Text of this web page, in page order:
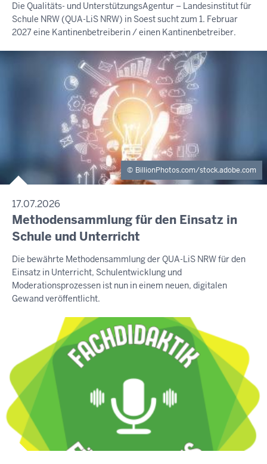
Die Qualitäts- und UnterstützungsAgentur – Landesinstitut für
Schule NRW (QUA-LiS NRW) in Soest sucht zum 1. Februar
2027 eine Kantinenbetreiberin / einen Kantinenbetreiber.
BillionPhotos.com/stock.adobe.com
17.07.2026
Methodensammlung für den Einsatz in
Schule und Unterricht
Die bewährte Methodensammlung der QUA-LiS NRW für den
Einsatz in Unterricht, Schulentwicklung und
Moderationsprozessen ist nun in einem neuen, digitalen
Gewand veröffentlicht.